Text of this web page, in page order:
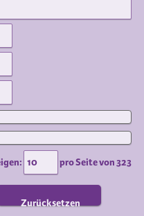
pro Seite von323
Zurücksetzen